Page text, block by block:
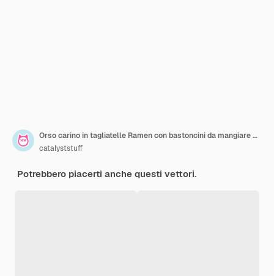
Orso carino in tagliatelle Ramen con bastoncini da mangiare Cartoon Vector Icon Illustrazione Alimento per animali Isolato piatto
catalyststuff
Potrebbero piacerti anche questi vettori.